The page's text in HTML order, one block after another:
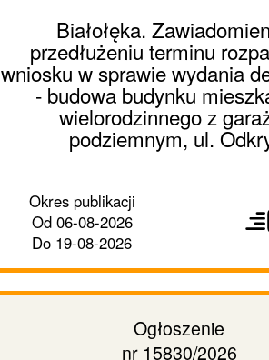
Białołęka.
przedłużeniu terminu
wniosku w sprawie wydania
- budowa budynku
wielorodzinnego z
podziemnym, ul.
Okres publikacji
Od06-08-2026
Do 19-08-2026
dalej
Ogłoszenie
nr 15830/2026